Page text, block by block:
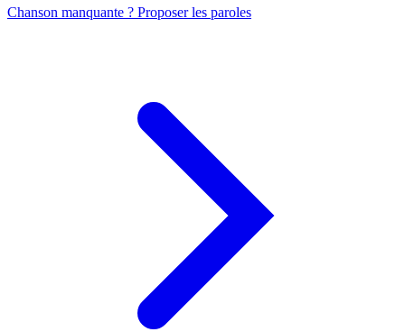
Chanson manquante ? Proposer les paroles